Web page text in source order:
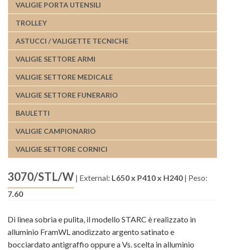
VALIGIE PORTA UTENSILI
TROLLEY
ASTUCCI / VALIGETTE TECNICHE
VALIGIE SETTORE ARMI
VALIGIE SETTORE MEDICALE
VALIGIE SETTORE FUNERARIO
BAULETTI
VALIGIE CAMPIONARIO
VALIGIE SETTORE CORNICI
3070/STL/W | External: L650 x P410 x H240 | Peso:
7.60
Di linea sobria e pulita, il modello STARC è realizzato in
alluminio FramWL anodizzato argento satinato e
bocciardato antigraffio oppure a Vs. scelta in alluminio